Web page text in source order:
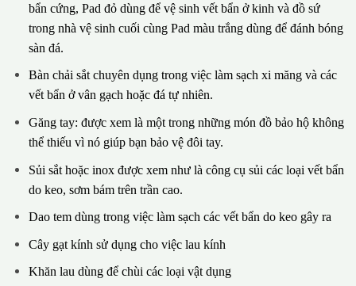
bẩn cứng, Pad đỏ dùng để vệ sinh vết bẩn ở kinh và đồ sứ
trong nhà vệ sinh cuối cùng Pad màu trắng dùng để đánh bóng
sàn đá.
Bàn chải sắt chuyên dụng trong việc làm sạch xi măng và các
vết bẩn ở vân gạch hoặc đá tự nhiên.
Găng tay: được xem là một trong những món đồ bảo hộ không
thể thiếu vì nó giúp bạn bảo vệ đôi tay.
Sủi sắt hoặc inox được xem như là công cụ sủi các loại vết bẩn
do keo, sơm bám trên trần cao.
Dao tem dùng trong việc làm sạch các vết bẩn do keo gây ra
Cây gạt kính sử dụng cho việc lau kính
Khăn lau dùng để chùi các loại vật dụng